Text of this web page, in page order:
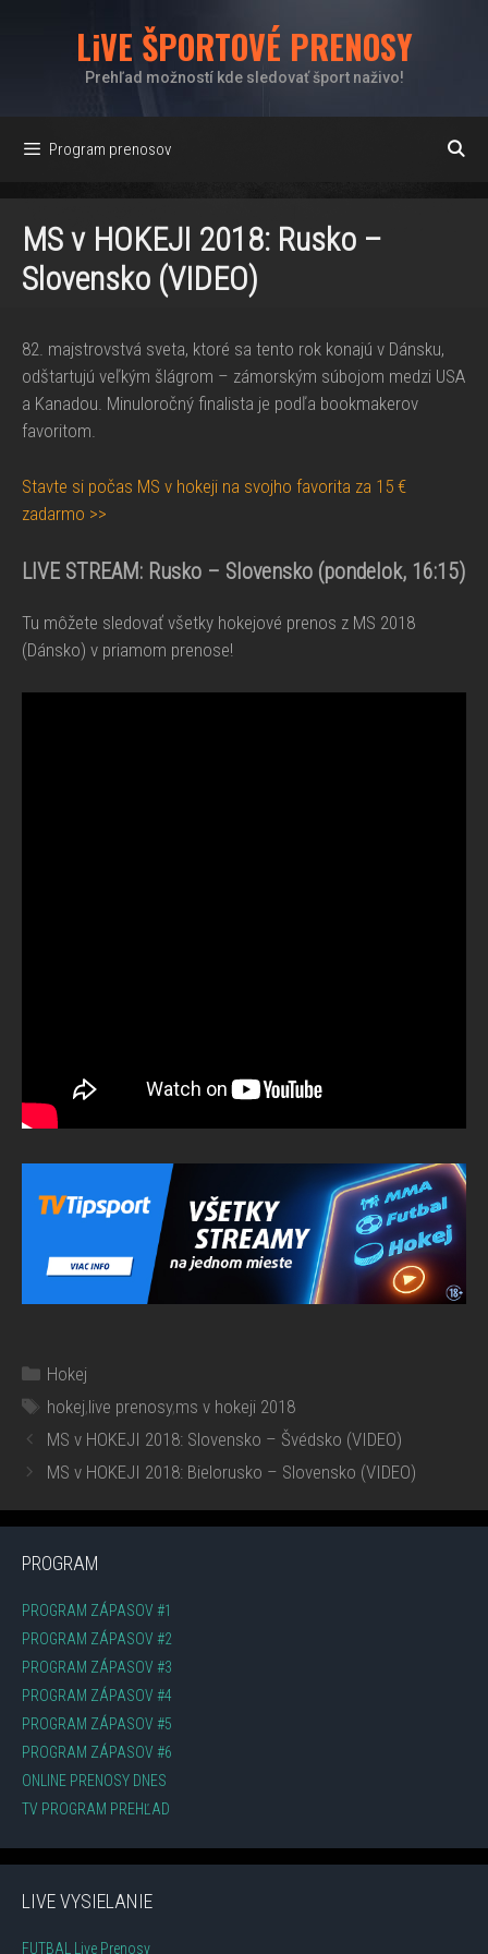
LiVE ŠPORTOVÉ PRENOSY
Prehľad možností kde sledovať šport naživo!
Program prenosov
MS v HOKEJI 2018: Rusko –
Slovensko (VIDEO)
82. majstrovstvá sveta, ktoré sa tento rok konajú v Dánsku,
odštartujú veľkým šlágrom – zámorským súbojom medzi USA
a Kanadou. Minuloročný finalista je podľa bookmakerov
favoritom.
Stavte si počas MS v hokeji na svojho favorita za 15 €
zadarmo >>
LIVE STREAM: Rusko – Slovensko (pondelok, 16:15)
Tu môžete sledovať všetky hokejové prenos z MS 2018
(Dánsko) v priamom prenose!
Kategórie
Hokej
Značky
hokej,live prenosy,ms v hokeji 2018
MS v HOKEJI 2018: Slovensko – Švédsko (VIDEO)
MS v HOKEJI 2018: Bielorusko – Slovensko (VIDEO)
PROGRAM
PROGRAM ZÁPASOV #1
PROGRAM ZÁPASOV #2
PROGRAM ZÁPASOV #3
PROGRAM ZÁPASOV #4
PROGRAM ZÁPASOV #5
PROGRAM ZÁPASOV #6
ONLINE PRENOSY DNES
TV PROGRAM PREHĽAD
LIVE VYSIELANIE
FUTBAL Live Prenosy